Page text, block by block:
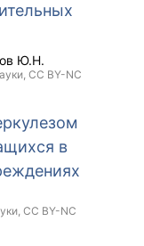
Ю.Н.
CC BY-NC
в
CC BY-NC